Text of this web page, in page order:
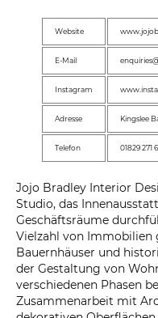
Website
E-Mail
Instagram
Adresse Kingslee
Telefon 01829 271
Jojo Bradley Interior
Studio, das
Geschäftsräume
Vielzahl von Immobilien
Bauernhäuser und
der Gestaltung von
verschiedenen Phasen
Zusammenarbeit mit